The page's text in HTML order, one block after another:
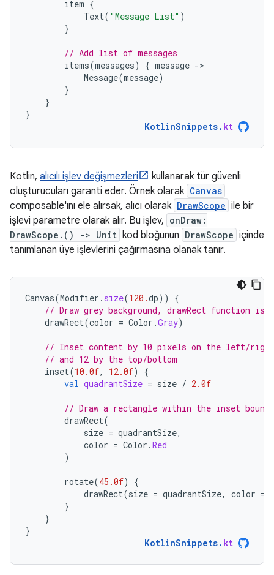
item {
Text( "Message List" )
}
// Add list of messages
items(messages) { message -
Message(message)
}
}
}
KotlinSnippets. kt
Kotlin, alıcılı işlev değişmezleri
kullanarak tür güvenli
oluşturucuları garanti eder. Örnek olarak Canvas
composable'ını ele alırsak, alıcı olarak DrawScope ile bir
işlevi parametre olarak alır. Bu işlev, onDraw:
DrawScope.() -> Unit kod bloğunun DrawScope içinde
tanımlanan üye işlevlerini çağırmasına olanak tanır.
Canvas(Modifier . size(120.dp))
{
// Draw grey background, drawRect function is
drawRect(color = Color .Gray)
// Inset content by 10 pixels on the left/
// and 12 by the top/bottom
inset(10.0f, 12.0f)
{
val quadrantSize = size / 2.0f
// Draw a rectangle within the inset bounds
drawRect(
size = quadrantSize,
color = Color .Red
)
rotate(45.0f)
{
drawRect(size = quadrantSize, color =
}
}
}
KotlinSnippets. kt